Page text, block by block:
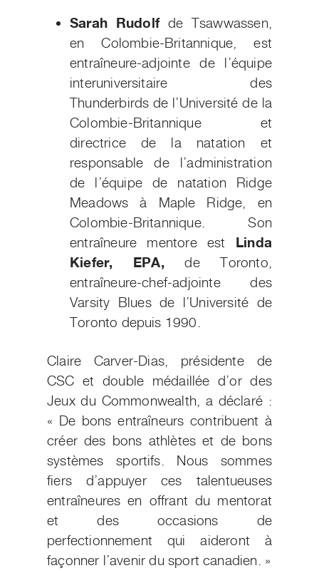
Sarah Rudolfde Tsawwassen,
en Colombie-Britannique, est
entraîneure-adjointe de l’équipe
interuniversitaire des
Thunderbirds de l’Université de la
Colombie-Britannique et
directrice de la natation et
responsable de l’administration
de l’équipe de natation Ridge
Meadows à Maple Ridge, en
Colombie-Britannique. Son
entraîneure mentore est
Linda
Kiefer, EPA,de Toronto,
entraîneure-chef-adjointe des
Varsity Blues de l’Université de
Toronto depuis 1990.
Claire Carver-Dias, présidente de
CSC et double médaillée d’or des
Jeux du Commonwealth, a déclaré :
« De bons entraîneurs contribuent à
créer des bons athlètes et de bons
systèmes sportifs. Nous sommes
fiers d’appuyer ces talentueuses
entraîneures en offrant du mentorat
et des occasions de
perfectionnement qui aideront à
façonner l’avenir du sport canadien. »